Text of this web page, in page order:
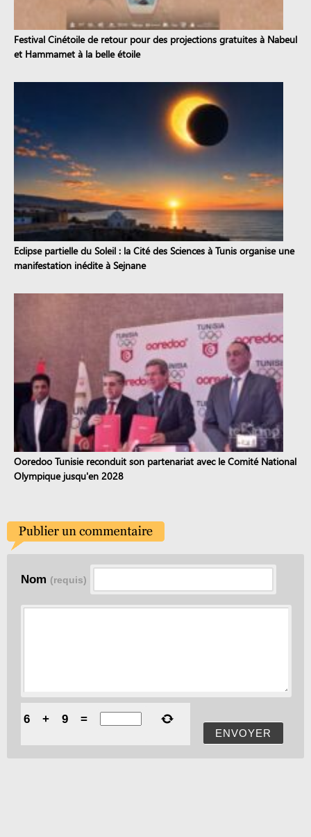
Festival Cinétoile de retour pour des projections gratuites à Nabeul
et Hammamet à la belle étoile
Eclipse partielle du Soleil : la Cité des Sciences à Tunis organise une
manifestation inédite à Sejnane
Ooredoo Tunisie reconduit son partenariat avec le Comité National
Olympique jusqu'en 2028
Nom (requis)
ENVOYER
6 + 9 =